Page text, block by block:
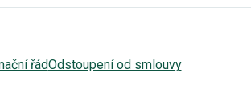
řádOdstoupení od smlouvy